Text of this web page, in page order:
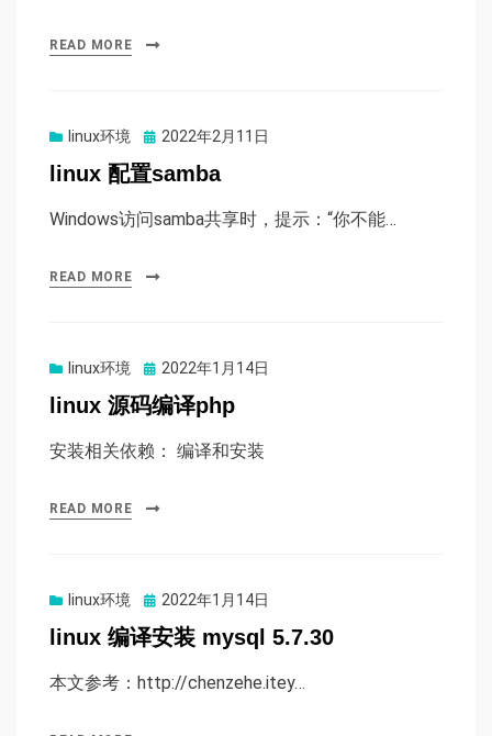
READ MORE
linux环境
Posted
on
2022年2月11日
linux 配置samba
Windows访问samba共享时，提示：“你不能…
READ MORE
linux环境
Posted
on
2022年1月14日
linux 源码编译php
安装相关依赖： 编译和安装
READ MORE
linux环境
Posted
on
2022年1月14日
linux 编译安装 mysql 5.7.30
本文参考：http://chenzehe.itey…